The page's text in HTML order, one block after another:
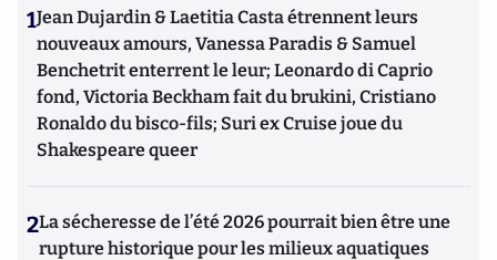
1Jean Dujardin & Laetitia Casta étrennent leurs
nouveaux amours, Vanessa Paradis & Samuel
Benchetrit enterrent le leur; Leonardo di Caprio
fond, Victoria Beckham fait du brukini, Cristiano
Ronaldo du bisco-fils; Suri ex Cruise joue du
Shakespeare queer
2La sécheresse de l’été 2026 pourrait bien être une
rupture historique pour les milieux aquatiques